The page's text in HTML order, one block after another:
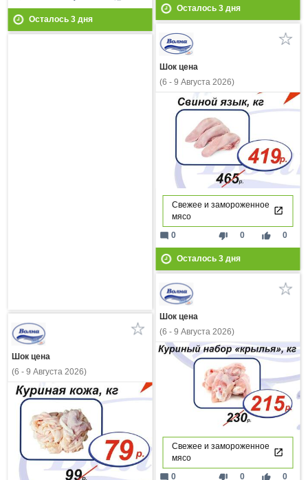
Осталось 3дня
Осталось 3дня
Шок цена
(6 - 9 Августа 2026)
Свежее и замороженное
мясо
thumb_down 0 thumb_up 0
mode_comment 0
Осталось 3дня
Шок цена
(6 - 9 Августа 2026)
Свежее и замороженное
мясо
thumb_down 0 thumb_up 0
mode_comment 0
Шок цена
(6 - 9 Августа 2026)